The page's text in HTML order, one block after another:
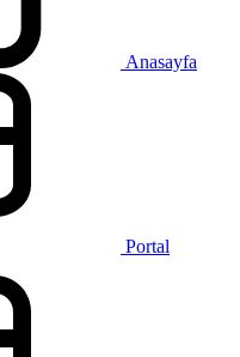
Anasayfa
Portal